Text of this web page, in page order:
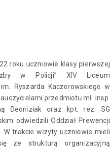
roku uczniowie klasy pierwszej
w Policji” XIV Liceum
Ryszarda Kaczorowskiego w
przedmiotu mł. insp.
Deoniziak oraz kpt. rez. SG
odwiedzili Oddział Prewencji
W trakcie wizyty uczniowie mieli
ze strukturą organizacyjną